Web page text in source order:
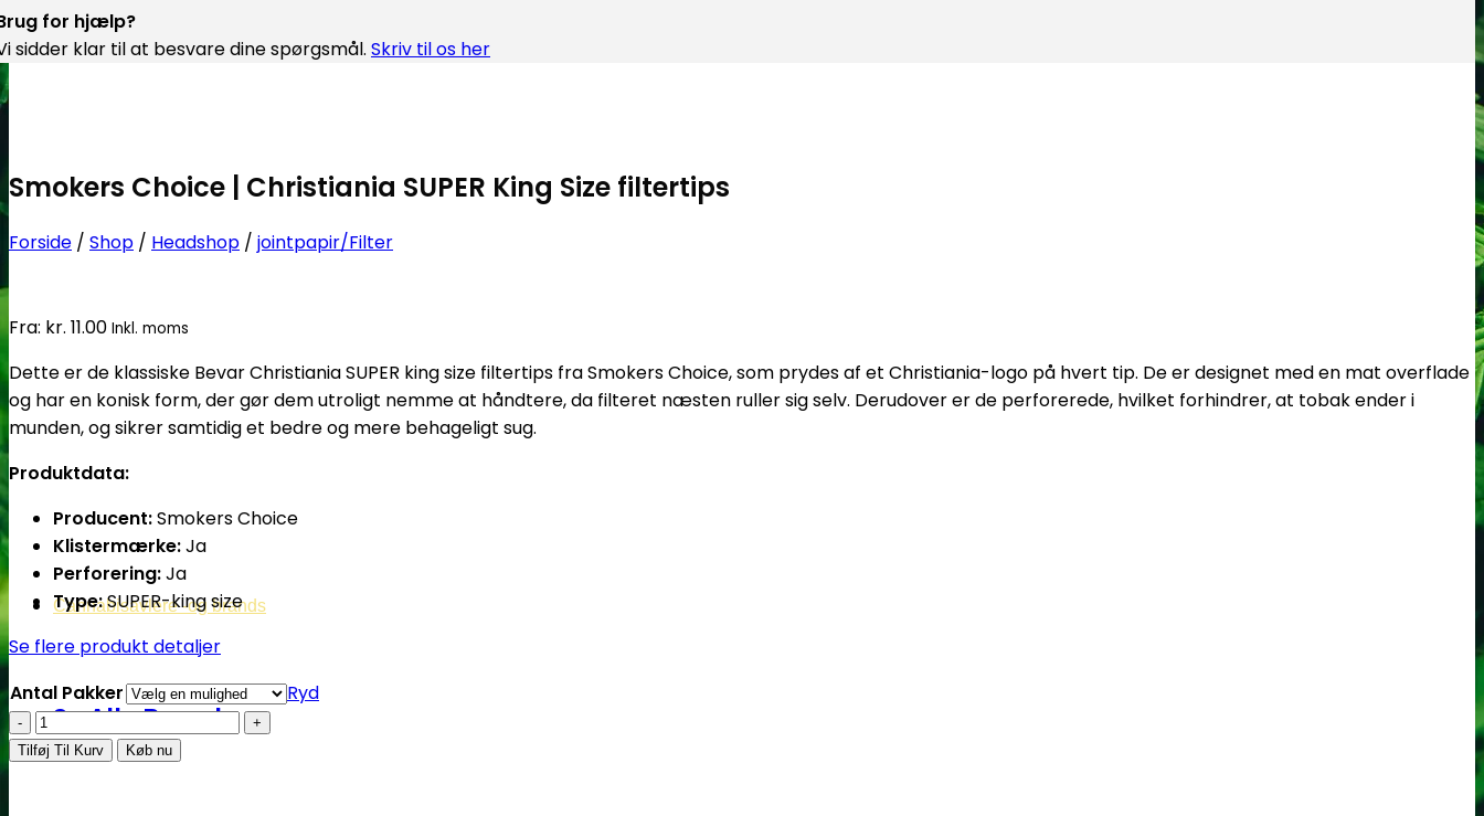
Cannabisavlere -og brands
Se Alle Brands
for hjælp?
sidder klar til at besvare dine spørgsmål. Skriv til os her
Smokers Choice | Christiania SUPER King Size filtertips
Forside / Shop / Headshop / jointpapir/Filter
Fra: kr. 11.00 Inkl. moms
Dette er de klassiske Bevar Christiania SUPER king size filtertips fra Smokers Choice, som prydes af et Christiania-logo på hvert tip. De er designet med en mat overflade
og har en konisk form, der gør dem utroligt nemme at håndtere, da filteret næsten ruller sig selv. Derudover er de perforerede, hvilket forhindrer, at tobak ender i
munden, og sikrer samtidig et bedre og mere behageligt sug.
Produktdata:
Producent:Smokers Choice
Klistermærke:Ja
Perforering:Ja
Type:SUPER-king size
Se flere produkt detaljer
Antal Pakker
Ryd
Smokers
Choice
Tilføj Til Kurv Køb nu